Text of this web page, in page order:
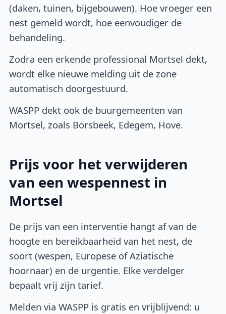
(daken, tuinen, bijgebouwen). Hoe vroeger een
nest gemeld wordt, hoe eenvoudiger de
behandeling.
Zodra een erkende professional Mortsel dekt,
wordt elke nieuwe melding uit de zone
automatisch doorgestuurd.
WASPP dekt ook de buurgemeenten van
Mortsel, zoals Borsbeek, Edegem, Hove.
Prijs voor het verwijderen
van een wespennest in
Mortsel
De prijs van een interventie hangt af van de
hoogte en bereikbaarheid van het nest, de
soort (wespen, Europese of Aziatische
hoornaar) en de urgentie. Elke verdelger
bepaalt vrij zijn tarief.
Melden via WASPP is gratis en vrijblijvend: u